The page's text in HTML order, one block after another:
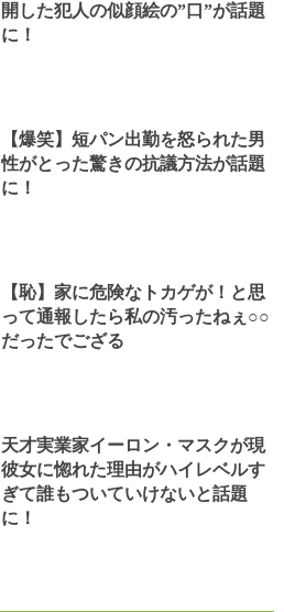
開した犯人の似顔絵の”口”が話題
に！
【爆笑】短パン出勤を怒られた男
性がとった驚きの抗議方法が話題
に！
【恥】家に危険なトカゲが！と思
って通報したら私の汚ったねぇ○○
だったでござる
天才実業家イーロン・マスクが現
彼女に惚れた理由がハイレベルす
ぎて誰もついていけないと話題
に！